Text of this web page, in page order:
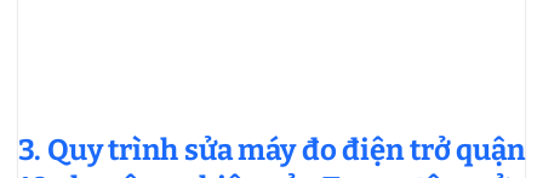
3. Quy trình sửa máy đo điện trở quận